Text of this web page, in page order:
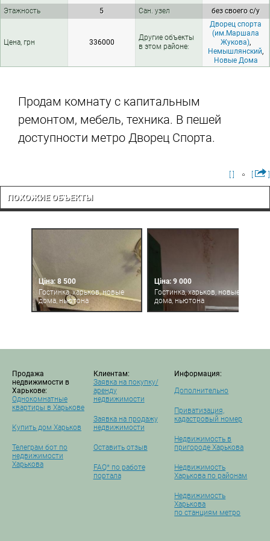
Этажность 5 Сан. узел без своего с/у
Цена, грн 336000
Другие объекты
в этом районе:
Дворец спорта
(им.Маршала
Жукова),
Немышлянский,
Новые Дома
Продам комнату с капитальным
ремонтом, мебель, техника. В пешей
доступности метро Дворец Спорта.
ПОХОЖИЕ ОБЪЕКТЫ
Ціна: 8 500
Гостинка, харьков, новые
дома, ньютона
Ціна: 9 000
Гостинка, харьков, новые
дома, ньютона
Продажа
недвижимости в
Харькове:
Однокомнатные
квартиры в Харькове
Купить дом Харьков
Телеграм бот по
недвижимости
Харькова
Клиентам:
Заявка на покупку/
аренду
недвижимости
Заявка на продажу
недвижимости
Оставить отзыв
FAQ* по работе
портала
Информация:
Дополнительно
Приватизация,
кадастровый номер
Недвижимость в
пригороде Харькова
Недвижимость
Харькова по районам
Недвижимость
Харькова
по станциям метро